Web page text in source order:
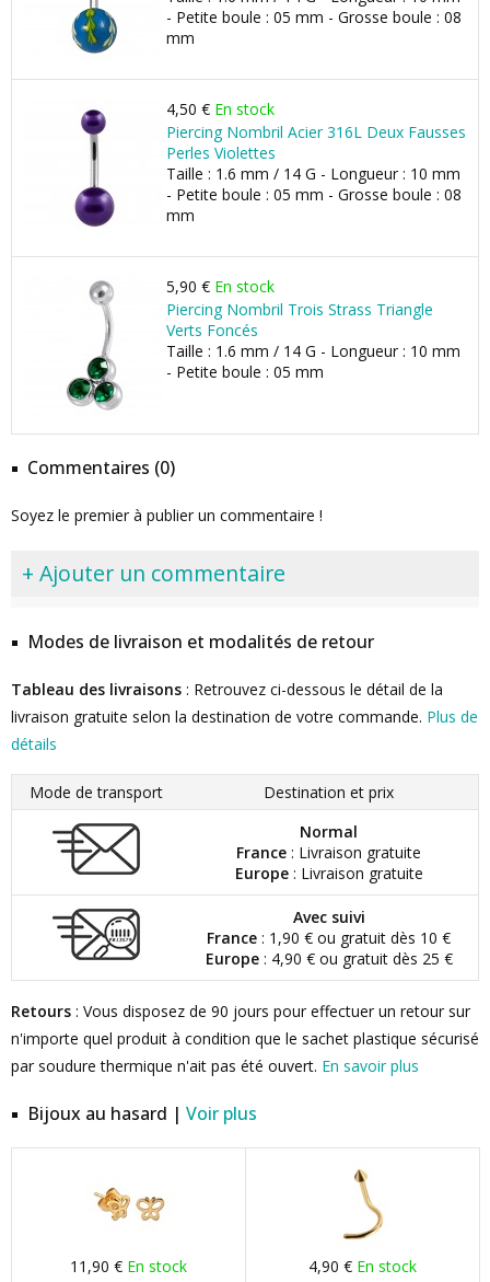
- Petite boule : 05 mm - Grosse boule : 08
mm
4,50 € En stock
Piercing Nombril Acier 316L Deux Fausses
Perles Violettes
Taille : 1.6 mm / 14 G - Longueur : 10 mm
- Petite boule : 05 mm - Grosse boule : 08
mm
5,90 € En stock
Piercing Nombril Trois Strass Triangle
Verts Foncés
Taille : 1.6 mm / 14 G - Longueur : 10 mm
- Petite boule : 05 mm
Commentaires (0)
Soyez le premier à publier un commentaire !
+ Ajouter un commentaire
Modes de livraison et modalités de retour
Tableau des livraisons : Retrouvez ci-dessous le détail de la
livraison gratuite selon la destination de votre commande. Plus de
détails
Mode de transport
Destination et prix
Normal
France : Livraison gratuite
Europe: Livraison gratuite
Avec suivi
France : 1,90 € ou gratuit dès 10 €
Europe: 4,90 € ou gratuit dès 25 €
Retours : Vous disposez de 90 jours pour effectuer un retour sur
n'importe quel produit à condition que le sachet plastique sécurisé
par soudure thermique n'ait pas été ouvert. En savoir plus
Bijoux au hasard | Voir plus
11,90 € En stock 4,90 € En stock